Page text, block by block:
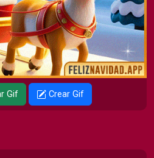
Gif Crear Gif